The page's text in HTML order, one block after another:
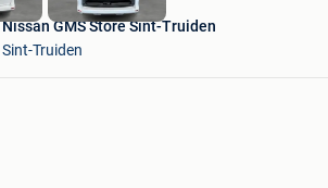
Nissan GMS Store Sint-Truiden
Sint-Truiden